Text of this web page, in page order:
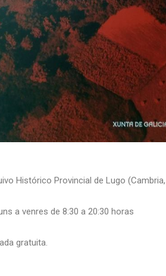
Histórico Provincial de Lugo
a venres de 8:30 a 20:30 horas
gratuita.